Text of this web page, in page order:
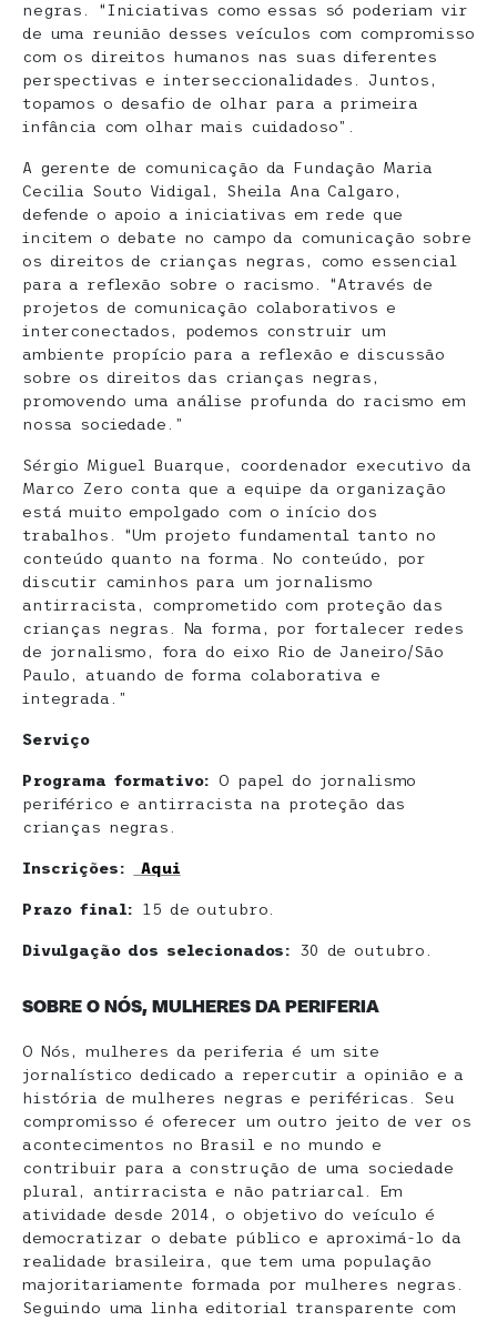
negras. “Iniciativas como essas só poderiam vir
de uma reunião desses veículos com compromisso
com os direitos humanos nas suas diferentes
perspectivas e interseccionalidades. Juntos,
topamos o desafio de olhar para a primeira
infância com olhar mais cuidadoso”.
A gerente de comunicação da Fundação Maria
Cecilia Souto Vidigal, Sheila Ana Calgaro,
defende o apoio a iniciativas em rede que
incitem o debate no campo da comunicação sobre
os direitos de crianças negras, como essencial
para a reflexão sobre o racismo. “Através de
projetos de comunicação colaborativos e
interconectados, podemos construir um
ambiente propício para a reflexão e discussão
sobre os direitos das crianças negras,
promovendo uma análise profunda do racismo em
nossa sociedade.”
Sérgio Miguel Buarque, coordenador executivo da
Marco Zero conta que a equipe da organização
está muito empolgado com o início dos
trabalhos. “Um projeto fundamental tanto no
conteúdo quanto na forma. No conteúdo, por
discutir caminhos para um jornalismo
antirracista, comprometido com proteção das
crianças negras. Na forma, por fortalecer redes
de jornalismo, fora do eixo Rio de Janeiro/São
Paulo, atuando de forma colaborativa e
integrada.”
Serviço
Programa formativo:O papel do jornalismo
periférico e antirracista na proteção das
crianças negras.
Inscrições: Aqui
Prazo final: 15 de outubro.
Divulgação dos selecionados: 30 de outubro.
SOBRE O NÓS, MULHERES DA PERIFERIA
O Nós, mulheres da periferia é um site
jornalístico dedicado a repercutir a opinião e a
história de mulheres negras e periféricas. Seu
compromisso é oferecer um outro jeito de ver os
acontecimentos no Brasil e no mundo e
contribuir para a construção de uma sociedade
plural, antirracista e não patriarcal. Em
atividade desde 2014, o objetivo do veículo é
democratizar o debate público e aproximá-lo da
realidade brasileira, que tem uma população
majoritariamente formada por mulheres negras.
Seguindo uma linha editorial transparente com